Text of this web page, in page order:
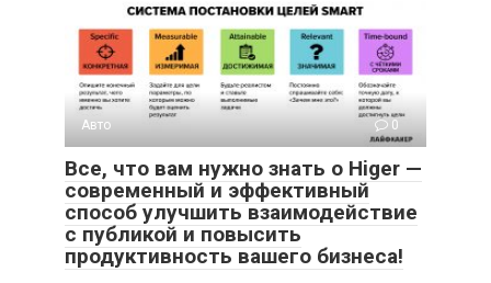
Авто 0
Все, что вам нужно знать о Higer —
современный и эффективный
способ улучшить взаимодействие
с публикой и повысить
продуктивность вашего бизнеса!